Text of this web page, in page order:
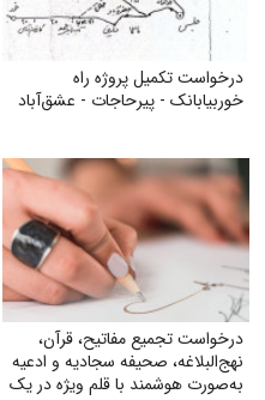
درخواست تکمیل پروژه راه
خوربیابانک - پیرحاجات - عشق‌آباد
درخواست تجمیع مفاتیح، قرآن،
نهج‌البلاغه، صحیفه سجادیه و ادعیه
به‌صورت هوشمند با قلم ویژه در یک